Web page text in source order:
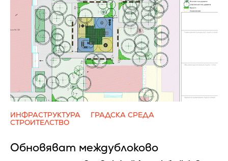
ИНФРАСТРУКТУРА
ГРАДСКА СРЕДА
СТРОИТЕЛСТВО
Обновяват междублоково